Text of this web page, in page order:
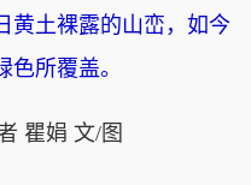
黄土裸露的山峦，如今
色所覆盖。
瞿娟 文/图